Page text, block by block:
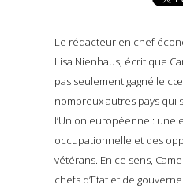
Le rédacteur en chef
Lisa Nienhaus, écrit que
pas seulement gagné le
nombreux autres pays qui
l’Union européenne :
occupationnelle et des
vétérans. En ce sens,
chefs d’Etat et de